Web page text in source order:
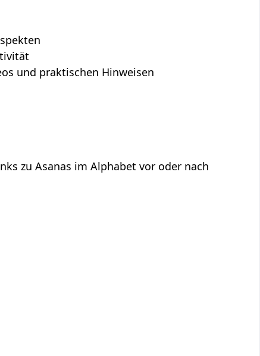
und praktischen Hinweisen
zu Asanas im Alphabet vor oder nach